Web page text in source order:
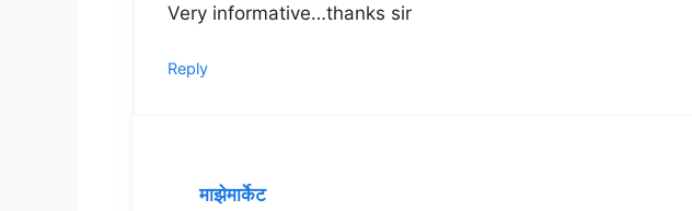
Very informative…thanks sir
Reply
माझेमार्केट